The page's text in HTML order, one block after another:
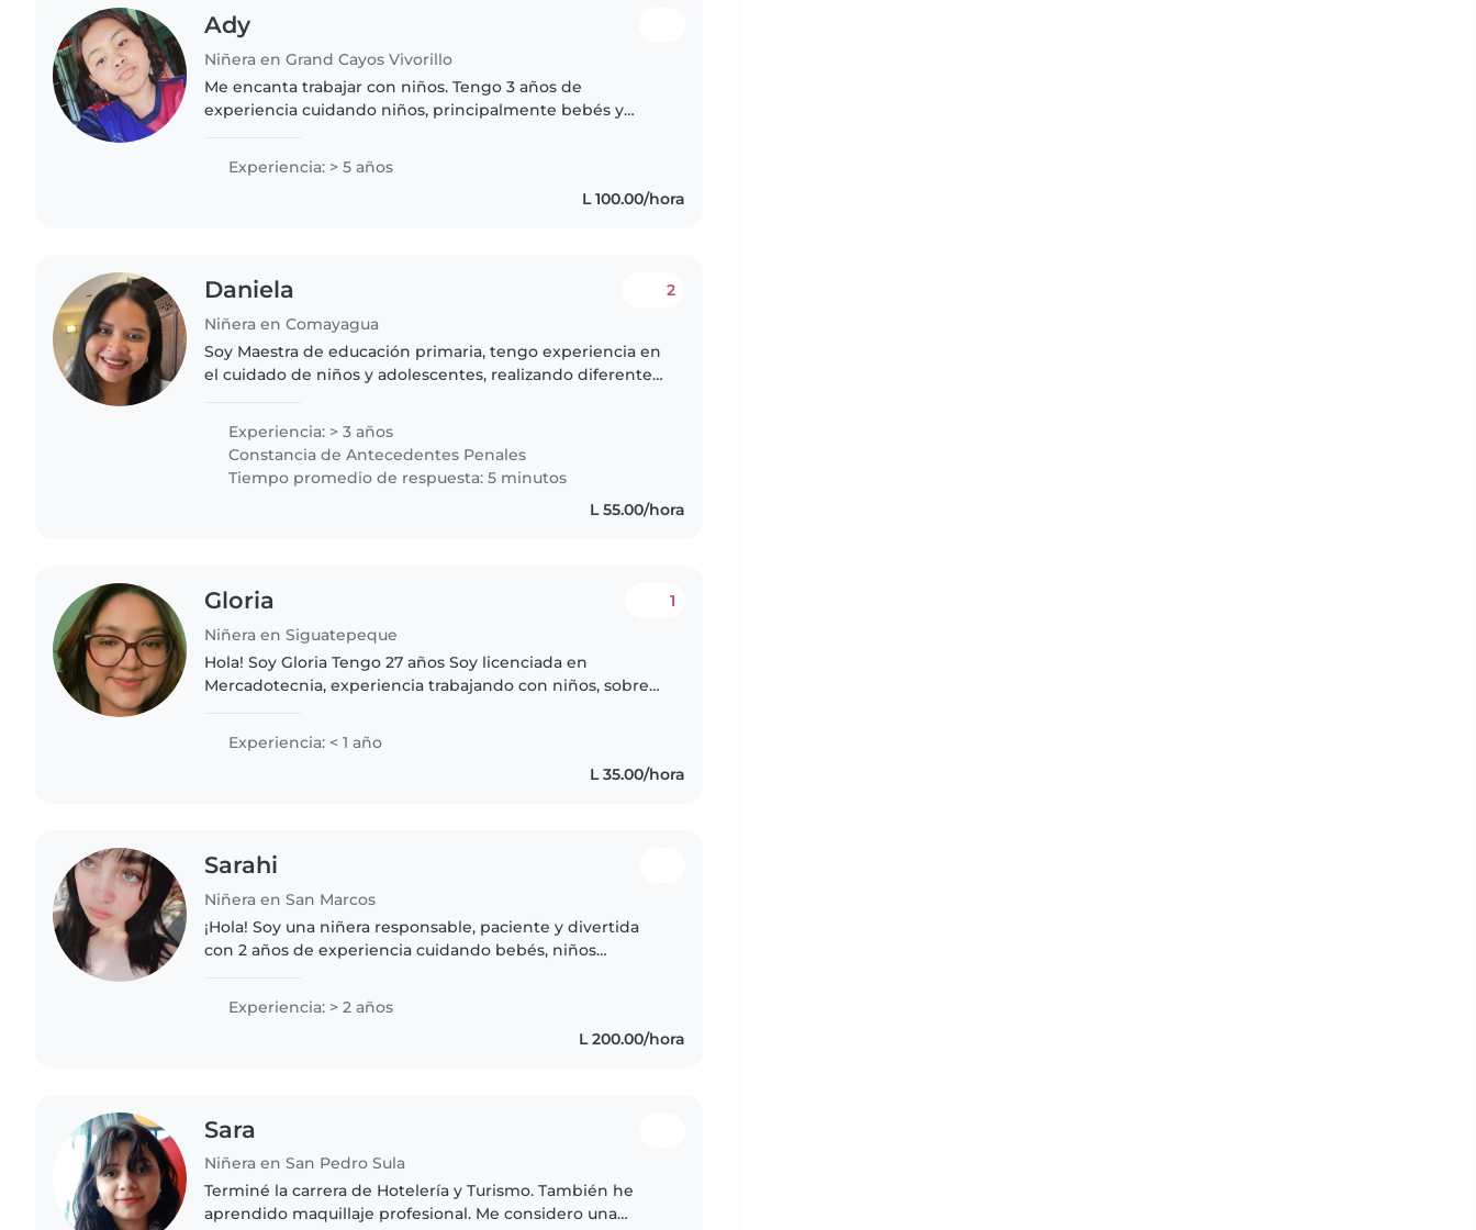
Ady
Niñera en Grand Cayos Vivorillo
Me encanta trabajar con niños. Tengo 3 años de
experiencia cuidando niños, principalmente bebés y
con necesidades especiales, en..
Experiencia: > 5 años
L 100.00/hora
Daniela
Niñera en Comayagua
2
Soy Maestra de educación primaria, tengo experiencia en
el cuidado de niños y adolescentes, realizando diferentes
cuidado médico,..
Experiencia: > 3 años
Constancia de Antecedentes Penales
Tiempo promedio de respuesta: 5 minutos
L 55.00/hora
Gloria
Niñera en Siguatepeque
1
Hola! Soy Gloria Tengo 27 años Soy licenciada en
Mercadotecnia, experiencia trabajando con niños, sobre
capacitando mamitas..
Experiencia: < 1 año
L 35.00/hora
Sarahi
Niñera en San Marcos
¡Hola! Soy una niñera responsable, paciente y divertida
con 2 años de experiencia cuidando bebés, niños
Experiencia: > 2 años
L 200.00/hora
Sara
Niñera en San Pedro Sula
Terminé la carrera de Hotelería y Turismo. También he
aprendido maquillaje profesional. Me considero una